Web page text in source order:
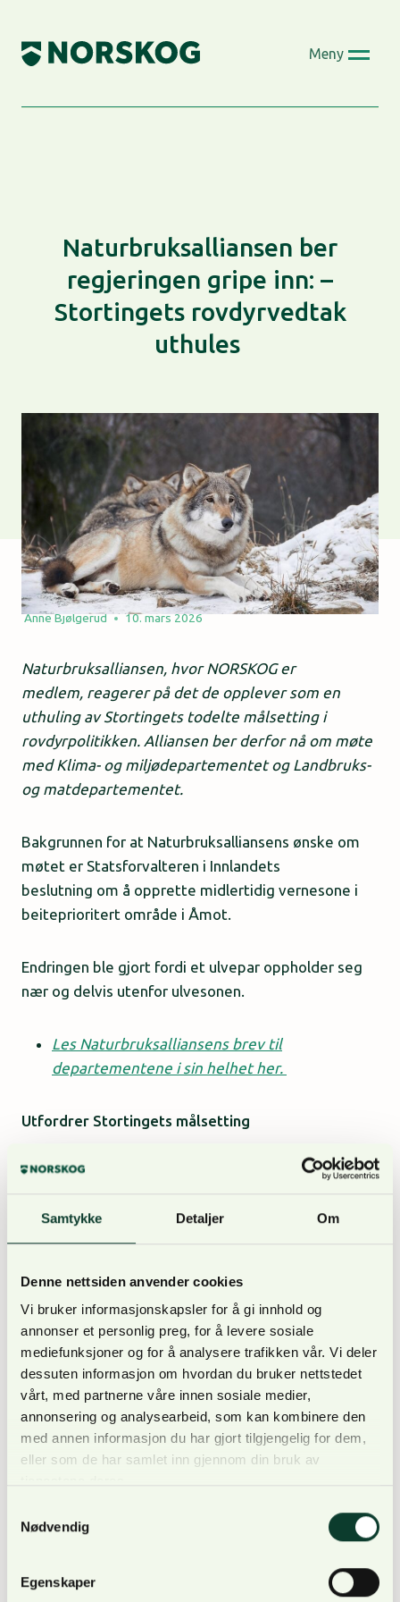
Samtykke Detaljer Om
Denne nettsiden anvender cookies
Vi bruker informasjonskapsler for å gi innhold og
annonser et personlig preg, for å levere sosiale
mediefunksjoner og for å analysere trafikken vår. Vi deler
dessuten informasjon om hvordan du bruker nettstedet
vårt, med partnerne våre innen sosiale medier,
annonsering og analysearbeid, som kan kombinere den
med annen informasjon du har gjort tilgjengelig for dem,
eller som de har samlet inn gjennom din bruk av
Nødvendig
Egenskaper
content
Meny
Naturbruksalliansen ber
regjeringen gripe inn: –
Stortingets rovdyrvedtak
uthules
Anne Bjølgerud 10. mars 2026
Naturbruksalliansen, hvor NORSKOG er
medlem, reagerer på det de opplever som en
uthuling av Stortingets todelte målsetting i
rovdyrpolitikken. Alliansen ber derfor nå om møte
med Klima- og miljødepartementet og Landbruks-
og matdepartementet.
Bakgrunnen for at Naturbruksalliansens ønske om
møtet er Statsforvalteren i Innlandets
beslutning om å opprette midlertidig vernesone i
beiteprioritert område i Åmot.
Endringen ble gjort fordi et ulvepar oppholder seg
nær og delvis utenfor ulvesonen.
Les Naturbruksalliansens brev til
departementene i sin helhet her.
Utfordrer Stortingets målsetting
Naturbruksalliansens bekymring er at Stortingets
todelte målsetting for rovdyrpolitikken, hvor det
skal være et tydelig skille mellom rovviltprioriterte
områder og beiteprioriterte
Naturbruksalliansen understreker også at
rovviltnemndene er satt til å gjennomføre
denne todelte målsettingen –altså å sikre
levedyktige rovviltbestander samtidig som man
legger til rette for aktiv beitenæring.
avgjørende at Rovviltnemndene gis tilstrekkelig
myndighet og økonomiske rammer til å kunne